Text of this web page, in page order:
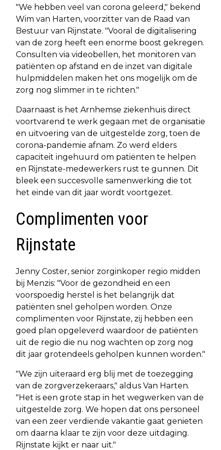
"We hebben veel van corona geleerd," bekend
Wim van Harten, voorzitter van de Raad van
Bestuur van Rijnstate. "Vooral de digitalisering
van de zorg heeft een enorme boost gekregen.
Consulten via videobellen, het monitoren van
patiënten op afstand en de inzet van digitale
hulpmiddelen maken het ons mogelijk om de
zorg nog slimmer in te richten."
Daarnaast is het Arnhemse ziekenhuis direct
voortvarend te werk gegaan met de organisatie
en uitvoering van de uitgestelde zorg, toen de
corona-pandemie afnam. Zo werd elders
capaciteit ingehuurd om patiënten te helpen
en Rijnstate-medewerkers rust te gunnen. Dit
bleek een succesvolle samenwerking die tot
het einde van dit jaar wordt voortgezet.
Complimenten voor
Rijnstate
Jenny Coster, senior zorginkoper regio midden
bij Menzis: "Voor de gezondheid en een
voorspoedig herstel is het belangrijk dat
patiënten snel geholpen worden. Onze
complimenten voor Rijnstate, zij hebben een
goed plan opgeleverd waardoor de patiënten
uit de regio die nu nog wachten op zorg nog
dit jaar grotendeels geholpen kunnen worden."
"We zijn uiteraard erg blij met de toezegging
van de zorgverzekeraars," aldus Van Harten.
"Het is een grote stap in het wegwerken van de
uitgestelde zorg. We hopen dat ons personeel
van een zeer verdiende vakantie gaat genieten
om daarna klaar te zijn voor deze uitdaging.
Rijnstate kijkt er naar uit."